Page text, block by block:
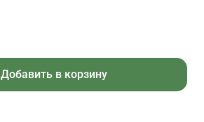
Добавить в корзину